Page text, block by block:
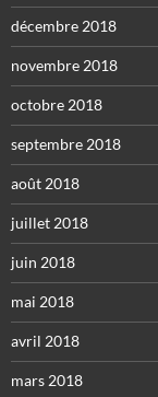
décembre 2018
novembre 2018
octobre 2018
septembre 2018
août 2018
juillet 2018
juin 2018
mai 2018
avril 2018
mars 2018